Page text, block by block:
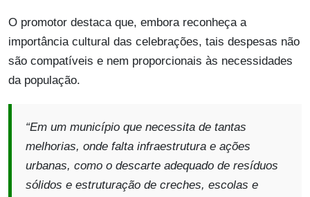
O promotor destaca que, embora reconheça a
importância cultural das celebrações, tais despesas não
são compatíveis e nem proporcionais às necessidades
da população.
“Em um município que necessita de tantas
melhorias, onde falta infraestrutura e ações
urbanas, como o descarte adequado de resíduos
sólidos e estruturação de creches, escolas e